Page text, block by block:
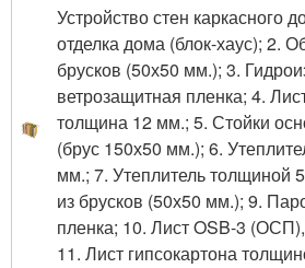
Устройство стен каркасного
отделка дома (блок-хаус); 2.
брусков (50х50 мм.); 3.
ветрозащитная пленка; 4.
толщина 12 мм.; 5. Стойки
(брус 150х50 мм.); 6.
мм.; 7. Утеплитель толщиной
из брусков (50х50 мм.); 9.
пленка; 10. Лист OSB-3
11. Лист гипсокартона